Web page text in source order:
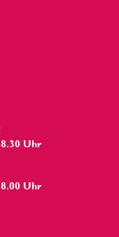
Uhr
Uhr